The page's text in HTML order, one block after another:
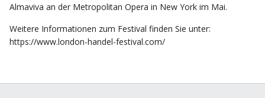
Almaviva an der Metropolitan Opera in New York im Mai.
Weitere Informationen zum Festival finden Sie unter:
https://www.london-handel-festival.com/